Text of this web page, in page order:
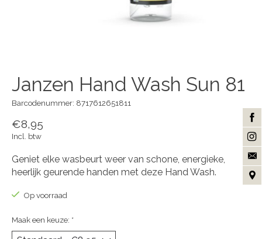
Janzen Hand Wash Sun 81
Barcodenummer: 8717612651811
€8,95
Incl. btw
Geniet elke wasbeurt weer van schone, energieke,
heerlijk geurende handen met deze Hand Wash.
Op voorraad
Maak een keuze: *